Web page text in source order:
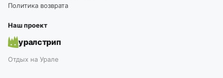
Политика возврата
Наш проект
уралстрип
Отдых на Урале